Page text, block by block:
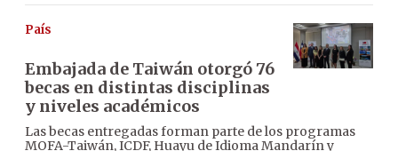
País
Embajada de Taiwán otorgó 76
becas en distintas disciplinas
y niveles académicos
Las becas entregadas forman parte de los programas
MOFA-Taiwán, ICDF, Huayu de Idioma Mandarín y